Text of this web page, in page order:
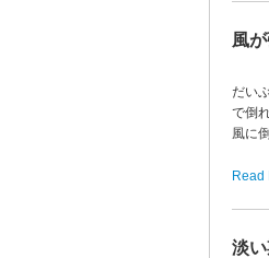
風
だい
で倒
風に
Read
淡